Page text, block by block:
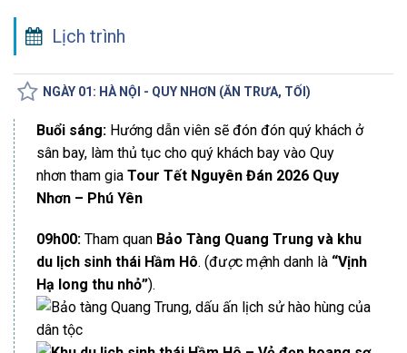
Lịch trình
NGÀY 01: HÀ NỘI - QUY NHƠN (ĂN TRƯA, TỐI)
Buổi sáng: Hướng dẫn viên sẽ đón đón quý khách ở
sân bay, làm thủ tục cho quý khách bay vào Quy
nhơn tham gia Tour Tết Nguyên Đán 2026 Quy
Nhơn – Phú Yên
09h00: Tham quan Bảo Tàng Quang Trung và khu
du l ịch sinh thái Hầm Hô. (được mệnh danh là “Vịnh
Hạ long thu nhỏ”).